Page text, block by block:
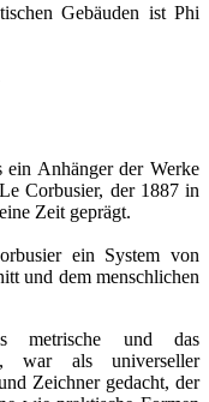
Gebäuden ist Phi
Anhänger der Werke
Corbusier, der 1887 in
Zeit geprägt.
ein System von
und dem menschlichen
metrische und das
war als universeller
Zeichner gedacht, der